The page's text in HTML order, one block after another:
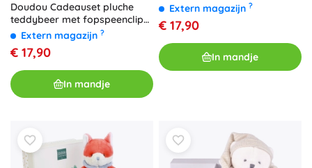
Doudou Cadeauset pluche
teddybeer met fopspeenclip
en dekentje
Extern magazijn ?
€ 17,90
In mandje
Extern magazijn ?
€ 17,90
In mandje